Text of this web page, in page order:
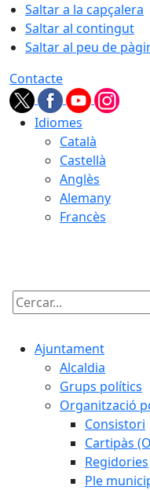
Saltar a la capçalera
Saltar al contingut
Saltar al peu de
Contacte
Idiomes
Català
Castellà
Anglès
Alemany
Francès
Cercar:
Ajuntament
Alcaldia
Grups polítics
Organització
Consistori
Cartipàs
Regidories
Ple